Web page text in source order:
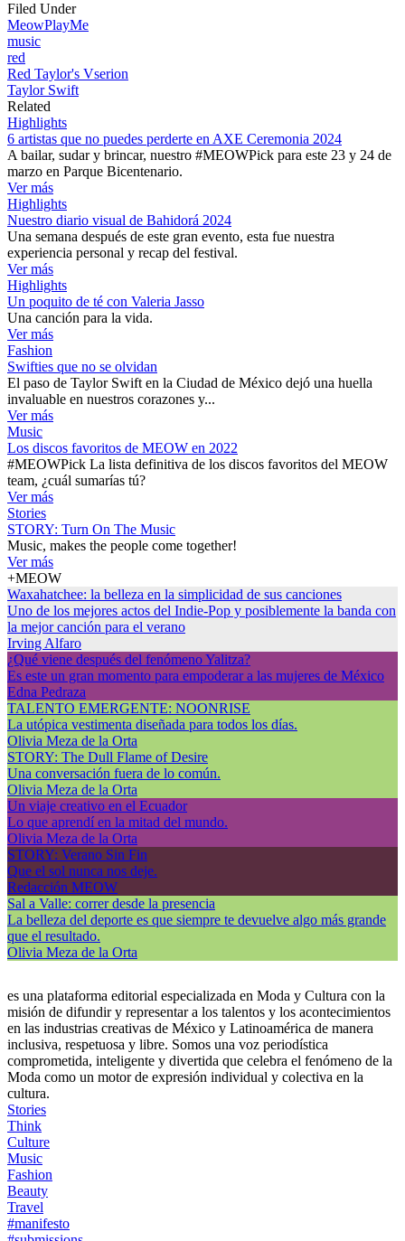
Filed Under
MeowPlayMe
music
red
Red Taylor's Vserion
Taylor Swift
Related
Highlights
6 artistas que no puedes perderte en AXE Ceremonia 2024
A bailar, sudar y brincar, nuestro #MEOWPick para este 23 y 24 de
marzo en Parque Bicentenario.
Ver más
Highlights
Nuestro diario visual de Bahidorá 2024
Una semana después de este gran evento, esta fue nuestra
experiencia personal y recap del festival.
Ver más
Highlights
Un poquito de té con Valeria Jasso
Una canción para la vida.
Ver más
Fashion
Swifties que no se olvidan
El paso de Taylor Swift en la Ciudad de México dejó una huella
invaluable en nuestros corazones y...
Ver más
Music
Los discos favoritos de MEOW en 2022
#MEOWPick La lista definitiva de los discos favoritos del MEOW
team, ¿cuál sumarías tú?
Ver más
Stories
STORY: Turn On The Music
Music, makes the people come together!
Ver más
+MEOW
Waxahatchee: la belleza en la simplicidad de sus canciones
Uno de los mejores actos del Indie-Pop y posiblemente la banda con
la mejor canción para el verano
Irving Alfaro
¿Qué viene después del fenómeno Yalitza?
Es este un gran momento para empoderar a las mujeres de México
Edna Pedraza
TALENTO EMERGENTE: NOONRISE
La utópica vestimenta diseñada para todos los días.
Olivia Meza de la Orta
STORY: The Dull Flame of Desire
Una conversación fuera de lo común.
Olivia Meza de la Orta
Un viaje creativo en el Ecuador
Lo que aprendí en la mitad del mundo.
Olivia Meza de la Orta
STORY: Verano Sin Fin
Que el sol nunca nos deje.
Redacción MEOW
Sal a Valle: correr desde la presencia
La belleza del deporte es que siempre te devuelve algo más grande
que el resultado.
Olivia Meza de la Orta
es una plataforma editorial especializada en Moda y Cultura con la
misión de difundir y representar a los talentos y los acontecimientos
en las industrias creativas de México y Latinoamérica de manera
inclusiva, respetuosa y libre. Somos una voz periodística
comprometida, inteligente y divertida que celebra el fenómeno de la
Moda como un motor de expresión individual y colectiva en la
cultura.
Stories
Think
Culture
Music
Fashion
Beauty
Travel
#manifesto